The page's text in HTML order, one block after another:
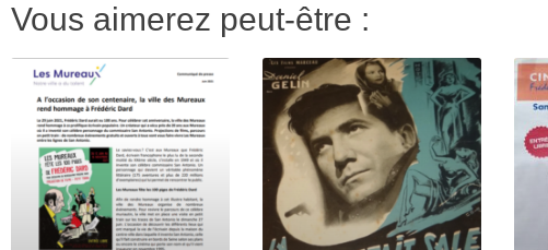
Vous aimerez peut-être :